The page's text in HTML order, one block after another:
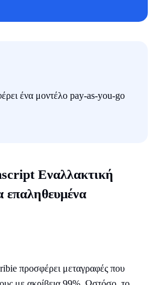
ένα μοντέλο pay-as-you-go
Εναλλακτική
επαληθευμένα
προσφέρει μεταγραφές που